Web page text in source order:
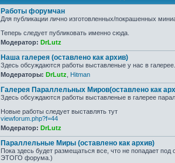
Работы форумчан
Для публикации лично изготовленных/покрашенных
Теперь следует публиковать именно сюда.
Модератор: DrLutz
Наша галерея (оставлено как архив)
Здесь обсуждаются работы выставленые у нас в галерее.
Модераторы: DrLutz Hitman
Галерея Параллельных Миров(оставлено как
Здесь обсуждаются работы выставленые в галерее
Новые работы следует выставлять тут
viewforum.php?f=44
Модератор: DrLutz
Параллельные Миры (оставлено как архив)
Пока здесь будет размещаться все, что не попадает
ЭТОГО форума.)